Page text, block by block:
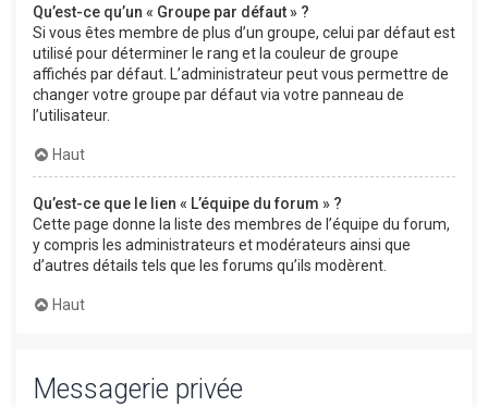
Qu’est-ce qu’un « Groupe par défaut » ?
Si vous êtes membre de plus d’un groupe, celui par défaut est
utilisé pour déterminer le rang et la couleur de groupe
affichés par défaut. L’administrateur peut vous permettre de
changer votre groupe par défaut via votre panneau de
l’utilisateur.
Haut
Qu’est-ce que le lien « L’équipe du forum » ?
Cette page donne la liste des membres de l’équipe du forum,
y compris les administrateurs et modérateurs ainsi que
d’autres détails tels que les forums qu’ils modèrent.
Haut
Messagerie privée